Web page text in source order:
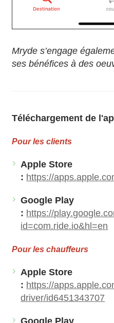
Mryde s’engage
ses bénéfices à des
Téléchargement de
Pour les clients
Apple Store
: https://
Google Play
: https://
id=com.ride.io&hl=en
Pour les chauffeurs
Apple Store
: https://
driver/id6451343707
Google Play